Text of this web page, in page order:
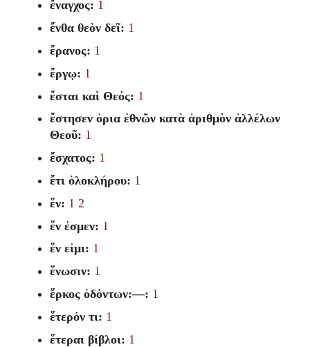
ἔναγχος: 1
ἔνθα θεὸν δεῖ: 1
ἔρανος: 1
ἔργῳ: 1
ἔσται καὶ Θεός: 1
ἔστησεν ὀρια ἐθνῶν κατὰ ἀριθμὸν ἀλλέλων
Θεοῦ: 1
ἔσχατος: 1
ἔτι ὁλοκλήρου: 1
ἕν: 1 2
ἕν ἐσμεν: 1
ἕν εἰμι: 1
ἕνωσιν: 1
ἕρκος ὀδόντων:—: 1
ἕτερόν τι: 1
ἕτεραι βίβλοι: 1